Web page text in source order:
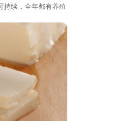
持续，全年都有养殖